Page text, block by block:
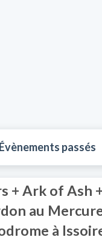
Évènements passés
+ Ark of Ash
au
à